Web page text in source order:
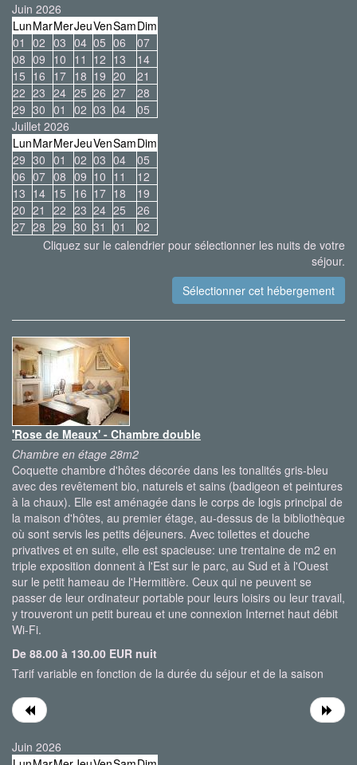
Juin 2026
LunMarMerJeuVenSamDim
01 02 03 04 05 06
07
08 09 10 11 12 13
14
15 16 17 18 19 20
21
22 23 24 25 26 27
28
29 30 01 02 03 04
05
Juillet 2026
LunMarMerJeuVenSamDim
29 30 01 02 03 04
05
06 07 08 09 10 11
12
13 14 15 16 17 18
19
20 21 22 23 24 25
26
27 28 29 30 31 01
02
Cliquez sur le calendrier pour sélectionner les nuits de votre
séjour.
'Rose de Meaux' - Chambre double
Chambre en étage 28m2
Coquette chambre d'hôtes décorée dans les tonalités gris-bleu
avec des revêtement bio, naturels et sains (badigeon et peintures
à la chaux). Elle est aménagée dans le corps de logis principal de
la maison d'hôtes, au premier étage, au-dessus de la bibliothèque
où sont servis les petits déjeuners. Avec toilettes et douche
privatives et en suite, elle est spacieuse: une trentaine de m2 en
triple exposition donnent à l'Est sur le parc, au Sud et à l'Ouest
sur le petit hameau de l'Hermitière. Ceux qui ne peuvent se
passer de leur ordinateur portable pour leurs loisirs ou leur travail,
y trouveront un petit bureau et une connexion Internet haut débit
Wi-Fi.
De 88.00 à 130.00 EUR nuit
Tarif variable en fonction de la durée du séjour et de la saison
Juin 2026